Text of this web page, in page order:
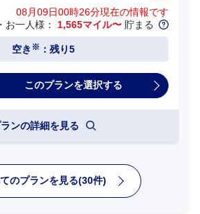
08月09日00時26分現在の情報です
お一人様： 1,565マイル〜 貯まる
空き ※ ：残り5
ンの詳細を見る
のプランを見る(30件)